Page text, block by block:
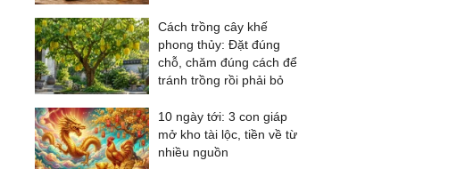
Cách trồng cây khế
phong thủy: Đặt đúng
chỗ, chăm đúng cách để
tránh trồng rồi phải bỏ
10 ngày tới: 3 con giáp
mở kho tài lộc, tiền về từ
nhiều nguồn